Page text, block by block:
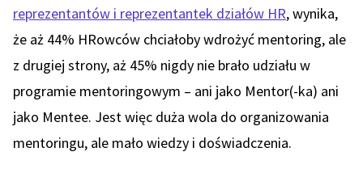
reprezentantów i reprezentantek działów HR, wynika,
że aż 44% HRowców chciałoby wdrożyć mentoring, ale
z drugiej strony, aż 45% nigdy nie brało udziału w
programie mentoringowym – ani jako Mentor(-ka) ani
jako Mentee. Jest więc duża wola do organizowania
mentoringu, ale mało wiedzy i doświadczenia.